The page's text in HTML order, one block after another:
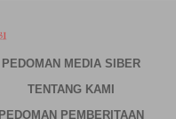
PEDOMAN MEDIA SIBER
TENTANG KAMI
PEDOMAN PEMBERITAAN